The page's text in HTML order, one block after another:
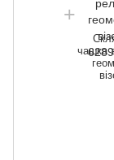
чашка